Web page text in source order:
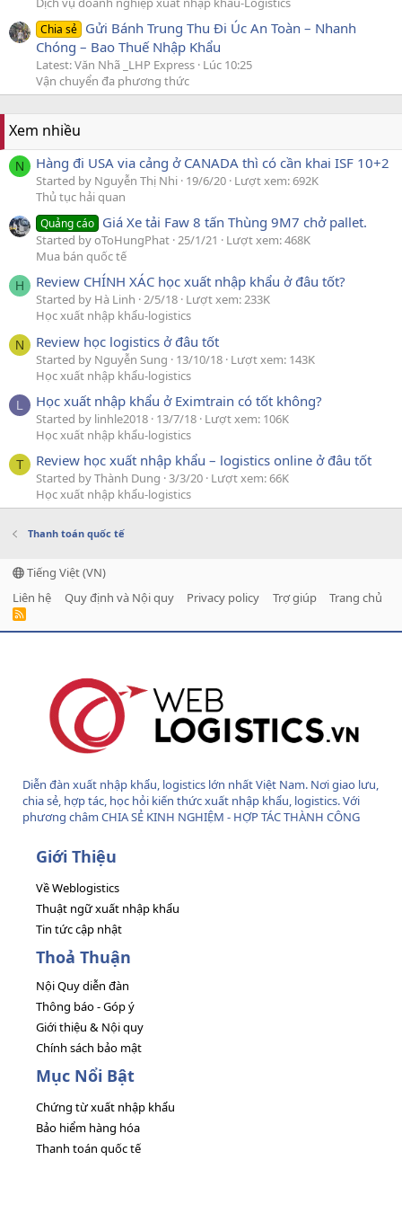
Chia sẻ Gửi Bánh Trung Thu Đi Úc An Toàn – Nhanh
Chóng – Bao Thuế Nhập Khẩu
Latest: Văn Nhã _LHP Express Lúc 10:25
Vận chuyển đa phương thức
Xem nhiều
N Hàng đi USA via cảng ở CANADA thì có cần khai ISF 10+2
Started by Nguyễn Thị Nhi 19/6/20 Lượt xem: 692K
Thủ tục hải quan
Quảng cáo Giá Xe tải Faw 8 tấn Thùng 9M7 chở pallet.
Started by oToHungPhat 25/1/21
Lượt xem: 468K
Mua bán quốc tế
H Review CHÍNH XÁC học xuất nhập khẩu ở đâu tốt?
Started by Hà Linh 2/5/18 Lượt xem: 233K
Học xuất nhập khẩu-logistics
N Review học logistics ở đâu tốt
Started by Nguyễn Sung 13/10/18 Lượt xem: 143K
Học xuất nhập khẩu-logistics
L Học xuất nhập khẩu ở Eximtrain có tốt không?
Started by linhle2018 13/7/18 Lượt xem: 106K
Học xuất nhập khẩu-logistics
T Review học xuất nhập khẩu – logistics online ở đâu tốt
Started by Thành Dung 3/3/20 Lượt xem: 66K
Học xuất nhập khẩu-logistics
Thanh toán quốc tế
Tiếng Việt (VN)
Liên hệ
Quy định và Nội quy Privacy policy Trợ giúp Trang chủ
R
Diễn đàn xuất nhập khẩu, logistics lớn nhất Việt Nam. Nơi giao lưu,
chia sẻ, hợp tác, học hỏi kiến thức xuất nhập khẩu, logistics. Với
phương châm CHIA SẺ KINH NGHIỆM - HỢP TÁC THÀNH CÔNG
Giới Thiệu
Về Weblogistics
Thuật ngữ xuất nhập khẩu
Tin tức cập nhật
Thoả Thuận
Nội Quy diễn đàn
Thông báo - Góp ý
Giới thiệu & Nội quy
Chính sách bảo mật
Mục Nổi Bật
Chứng từ xuất nhập khẩu
Bảo hiểm hàng hóa
Thanh toán quốc tế